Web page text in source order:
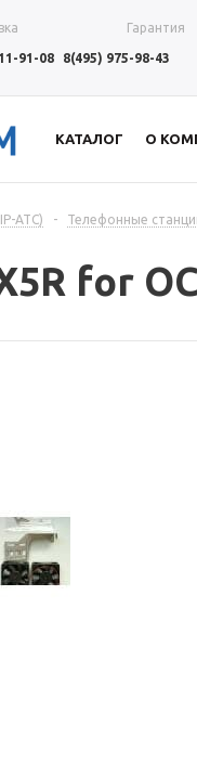
Гарантия
91-08 8(495) 975-98-43
КАТАЛОГ О
АТС) - Телефонные
for